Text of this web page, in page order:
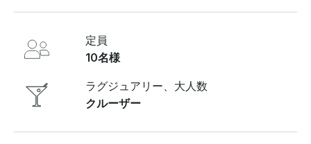
海しながら大切なひとときをお過ごしください 。下のデ
ッキに降りると、美しく整えられた3つのキャビンが待
っています。メインベッドルームにはプライバシーを重
視したエンスイートを、もう1室のキャビンにはシングル
ベッド2台を備え、ご家族やご友人との滞在に最適で
す。一泊のチャーターには、3番目のキャビンにシング
定員
10名様
ラグジュアリー、大人数
クルーザー